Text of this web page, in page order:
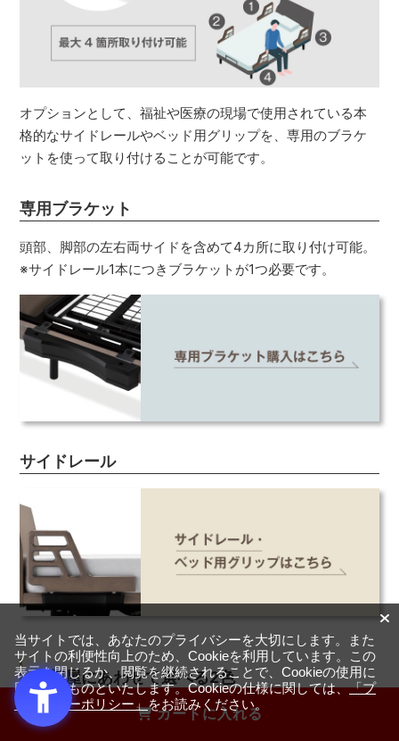
カートに入れる
オプションとして、福祉や医療の現場で使用されている本
格的なサイドレールやベッド用グリップを、専用のブラケ
ットを使って取り付けることが可能です。
専用ブラケット
頭部、脚部の左右両サイドを含めて4カ所に取り付け可能。
※サイドレール1本につきブラケットが1つ必要です。
サイドレール
お部屋にあわせて選べる2色
当サイトでは、あなたのプライバシーを大切にします。また
サイトの利便性向上のため、Cookieを利用しています。この
表示を閉じるか、閲覧を継続されることで、Cookieの使用に
同意するものといたします。Cookieの仕様に関しては、「プ
ライバシーポリシー」をお読みください。